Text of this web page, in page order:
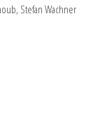
Stefan Wachner